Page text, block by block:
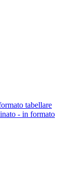
tabellare
- in formato